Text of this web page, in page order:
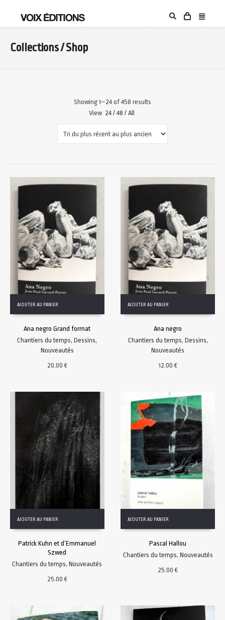
Collections / Shop
Showing 1–24 of 458 results
View 24 / 48 / All
AJOUTER AU PANIER
Ana negro Grand format
Chantiers du temps,Dessins,
Nouveautés
20.00€
AJOUTER AU PANIER
Ana negro
Chantiers du temps, Dessins,
Nouveautés
12.00€
AJOUTER AU PANIER
Patrick Kuhn et d’Emmanuel
Szwed
Chantiers du temps,Nouveautés
25.00€
AJOUTER AU PANIER
Pascal Hallou
Chantiers du temps, Nouveautés
25.00€